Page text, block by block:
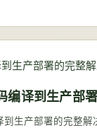
译到生产部
生产部署的完整